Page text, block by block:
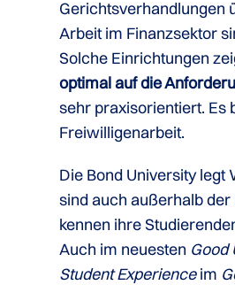
Gerichtsverhandlungen
Arbeit im Finanzsektor
Solche Einrichtungen
optimal auf die
sehr praxisorientiert. Es
Freiwilligenarbeit.
Die Bond University legt
sind auch außerhalb
kennen ihre
Auch im neuesten Good
Student Experienceim